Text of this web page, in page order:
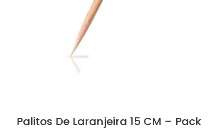
Palitos De Laranjeira 15 CM – Pack